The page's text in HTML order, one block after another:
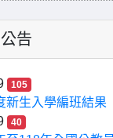
告
105
新生入學編班結果
40